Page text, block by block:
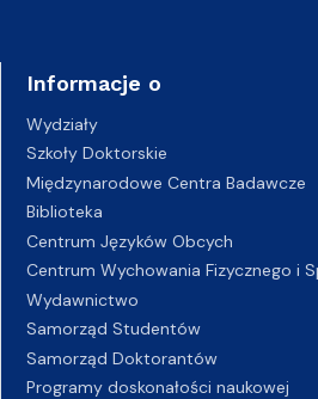
Informacje o
Wydziały
Szkoły Doktorskie
Międzynarodowe Centra Badawcze
Biblioteka
Centrum Języków Obcych
Centrum Wychowania Fizycznego i
Wydawnictwo
Samorząd Studentów
Samorząd Doktorantów
Programy doskonałości naukowej